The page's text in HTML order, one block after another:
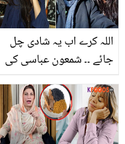
اللہ کرے اب یہ شادی چل
جائے ۔۔ شمعون عباسی کی
شادی، سوشل میڈیا
صارفین کامیاب ازدواجی
زندگی کے مشورے دینے لگے